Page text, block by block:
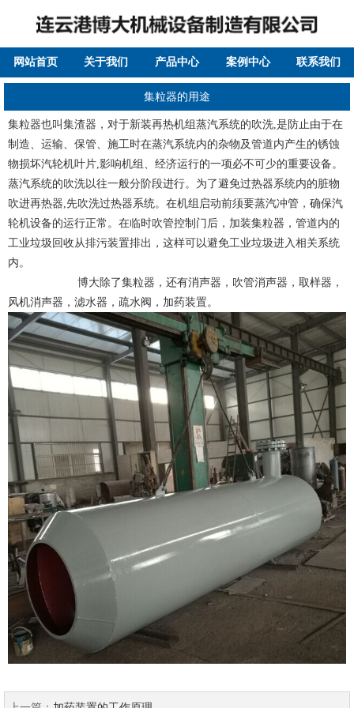
网站首页 关于我们 产品中心 案例中心 联系我们
集粒器的用途
集粒器也叫集渣器，对于新装再热机组蒸汽系统的吹洗,是防止由于在
制造、运输、保管、施工时在蒸汽系统内的杂物及管道内产生的锈蚀
物损坏汽轮机叶片,影响机组、经济运行的一项必不可少的重要设备。
蒸汽系统的吹洗以往一般分阶段进行。为了避免过热器系统内的脏物
吹进再热器,先吹洗过热器系统。在机组启动前须要蒸汽冲管，确保汽
轮机设备的运行正常。在临时吹管控制门后，加装集粒器，管道内的
工业垃圾回收从排污装置排出，这样可以避免工业垃圾进入相关系统
内。
博大除了集粒器，还有消声器，吹管消声器，取样器，
风机消声器，滤水器，疏水阀，加药装置。